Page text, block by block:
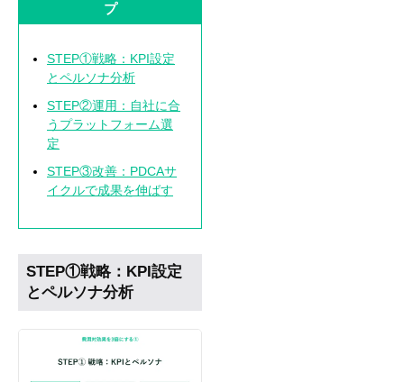
プ
STEP①戦略：KPI設定
とペルソナ分析
STEP②運用：自社に合
うプラットフォーム選
定
STEP③改善：PDCAサ
イクルで成果を伸ばす
STEP①戦略：KPI設定
とペルソナ分析